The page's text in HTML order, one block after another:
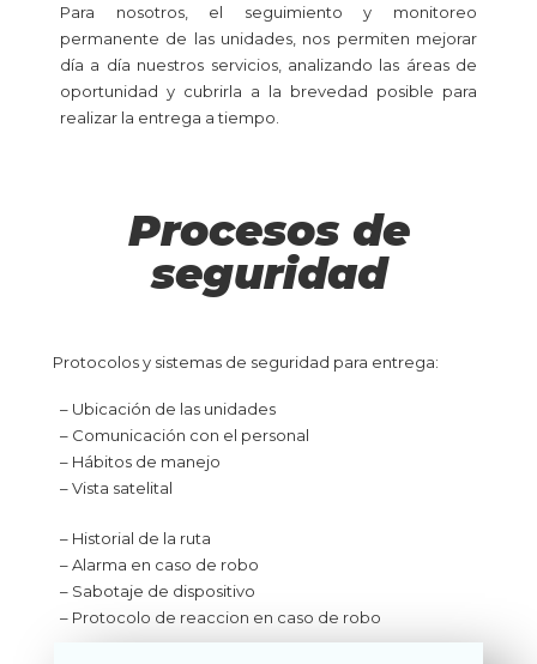
Para nosotros, el seguimiento y monitoreo
permanente de las unidades, nos permiten mejorar
día a día nuestros servicios, analizando las áreas de
oportunidad y cubrirla a la brevedad posible para
realizar la entrega a tiempo.
Procesos de
seguridad
Protocolos y sistemas de seguridad para entrega:
– Ubicación de las unidades
– Comunicación con el personal
– Hábitos de manejo
– Vista satelital
– Historial de la ruta
– Alarma en caso de robo
– Sabotaje de dispositivo
– Protocolo de reaccion en caso de robo